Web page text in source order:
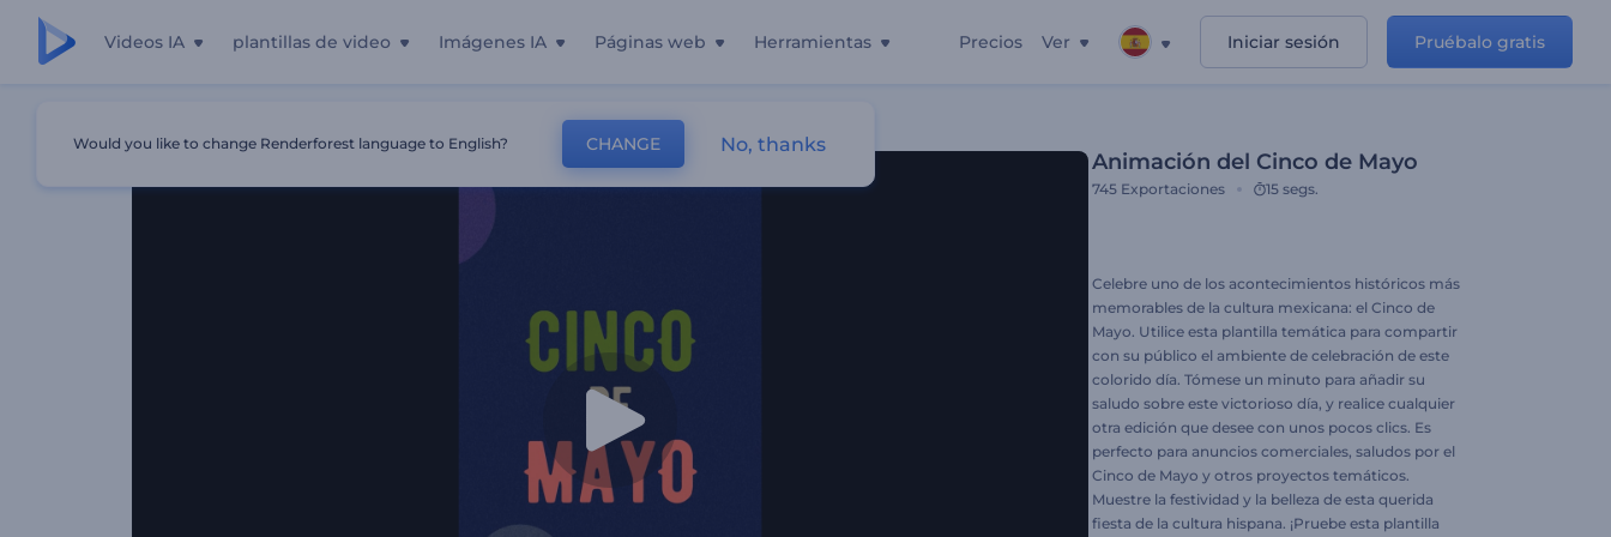
Videos IA plantillas de video Imágenes IA Páginas web Herramientas Precios Ver Iniciar sesión Pruébalo gratis
Animación del Cinco de Mayo
745 Exportaciones 15 segs.
Celebre uno de los acontecimientos históricos más
memorables de la cultura mexicana: el Cinco de
Mayo. Utilice esta plantilla temática para compartir
con su público el ambiente de celebración de este
colorido día. Tómese un minuto para añadir su
saludo sobre este victorioso día, y realice cualquier
otra edición que desee con unos pocos clics. Es
perfecto para anuncios comerciales, saludos por el
Cinco de Mayo y otros proyectos temáticos.
Muestre la festividad y la belleza de esta querida
fiesta de la cultura hispana. ¡Pruebe esta plantilla
Would you like to change Renderforest language to English? CHANGE No, thanks